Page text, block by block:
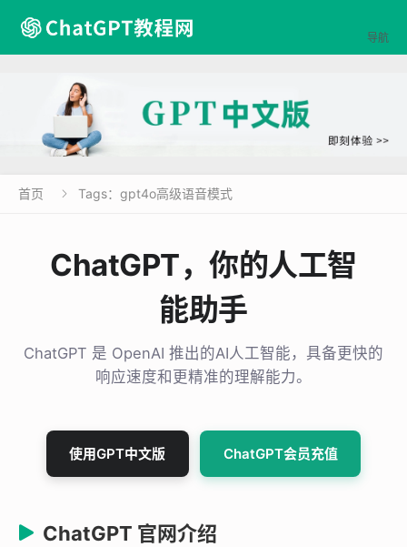
导航
首页  Tags：gpt4o高级语音模式
ChatGPT，你的人工智
能助手
ChatGPT 是 OpenAI 推出的AI人工智能，具备更快的
响应速度和更精准的理解能力。
使用GPT中文版 ChatGPT会员充值
ChatGPT 官网介绍